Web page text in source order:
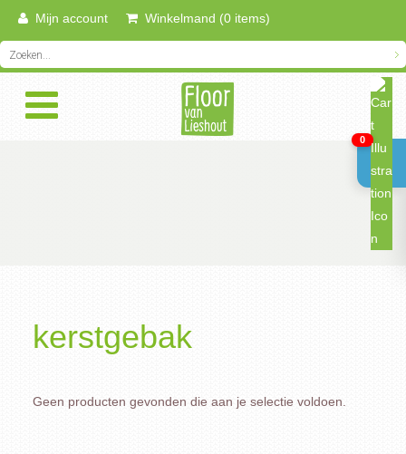
Mijn account Winkelmand (0 items)
kerstgebak
Geen producten gevonden die aan je selectie voldoen.
0